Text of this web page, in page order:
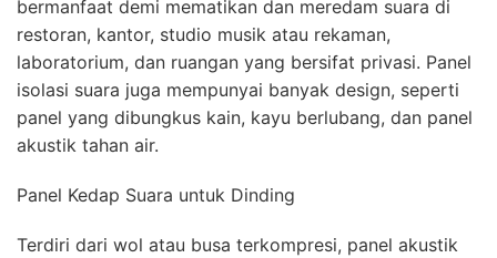
bermanfaat demi mematikan dan meredam suara di
restoran, kantor, studio musik atau rekaman,
laboratorium, dan ruangan yang bersifat privasi. Panel
isolasi suara juga mempunyai banyak design, seperti
panel yang dibungkus kain, kayu berlubang, dan panel
akustik tahan air.
Panel Kedap Suara untuk Dinding
Terdiri dari wol atau busa terkompresi, panel akustik